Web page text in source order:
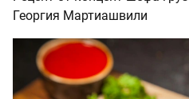
Георгия Мартиашвили